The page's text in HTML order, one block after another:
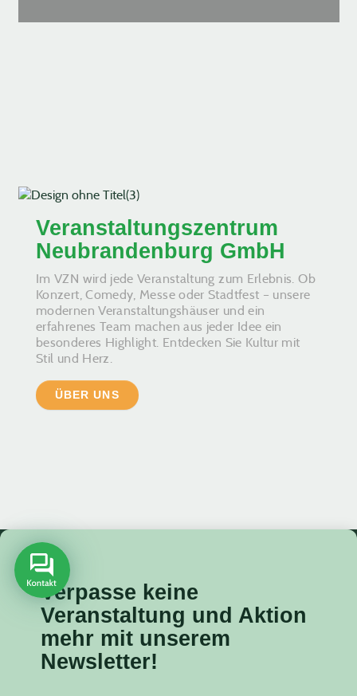
Veranstaltungszentrum
Neubrandenburg GmbH
Im VZN wird jede Veranstaltung zum Erlebnis. Ob
Konzert, Comedy, Messe oder Stadtfest – unsere
modernen Veranstaltungshäuser und ein
erfahrenes Team machen aus jeder Idee ein
besonderes Highlight. Entdecken Sie Kultur mit
Stil und Herz.
ÜBER UNS
Verpasse keine
Veranstaltung und Aktion
mehr mit unserem
Newsletter!